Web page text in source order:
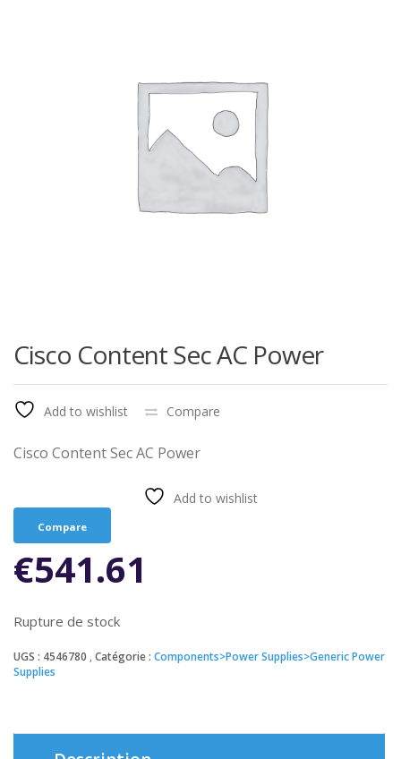
Cisco Content Sec AC Power
Add to wishlist Compare
Cisco Content Sec AC Power
Add to wishlist
Compare
€541.61
Rupture de stock
UGS : 4546780 Catégorie : Components>Power Supplies>Generic Power
Supplies